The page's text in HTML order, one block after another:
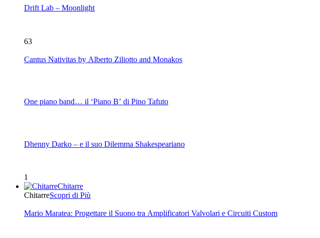
Drift Lab – Moonlight
63
Cantus Nativitas by Alberto Ziliotto and Monakos
One piano band… il ‘Piano B’ di Pino Tafuto
Dhenny Darko – e il suo Dilemma Shakespeariano
1
Chitarre
ChitarreScopri di Più
Mario Maratea: Progettare il Suono tra Amplificatori Valvolari e Circuiti Custom